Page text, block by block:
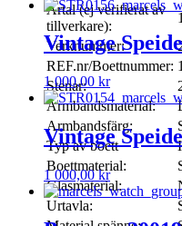
Årtal (ej verifierat av
tillverkare):
Verknummer:
REF.nr/Boettnummer:
Stenar:
Armbandsmaterial:
Armbandsfärg:
Typ av boett
Boettmaterial:
Glasmaterial:
Urtavla:
Vintage
1 000,00 kr
Vintage
1 000,00kr